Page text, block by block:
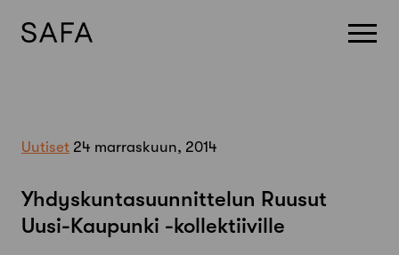
Uutiset 24 marraskuun, 2014
Yhdyskuntasuunnittelun Ruusut
Uusi-Kaupunki -kollektiiville